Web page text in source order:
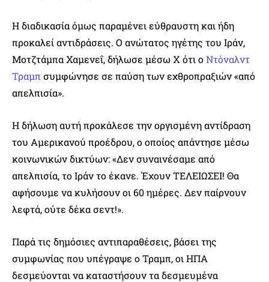
Η διαδικασία όμως παραμένει εύθραυστη και ήδη
προκαλεί αντιδράσεις. Ο ανώτατος ηγέτης του Ιράν,
Μοτζτάμπα Χαμενεΐ, δήλωσε μέσω X ότι οΝτόναλντ
Τραμπ συμφώνησε σε παύση των εχθροπραξιών «από
απελπισία».
Η δήλωση αυτή προκάλεσε την οργισμένη αντίδραση
του Αμερικανού προέδρου, ο οποίος απάντησε μέσω
κοινωνικών δικτύων: «Δεν συναινέσαμε από
απελπισία, το Ιράν το έκανε. Έχουν ΤΕΛΕΙΩΣΕΙ! Θα
αφήσουμε να κυλήσουν οι 60 ημέρες. Δεν παίρνουν
λεφτά, ούτε δέκα σεντ!».
Παρά τις δημόσιες αντιπαραθέσεις, βάσει της
συμφωνίας που υπέγραψε ο Τραμπ, οι ΗΠΑ
δεσμεύονται να καταστήσουν τα δεσμευμένα